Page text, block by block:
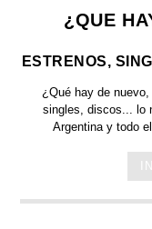
¿QUE
ESTRENOS,
¿Qué hay de nuevo,
singles, discos... lo
Argentina y todo